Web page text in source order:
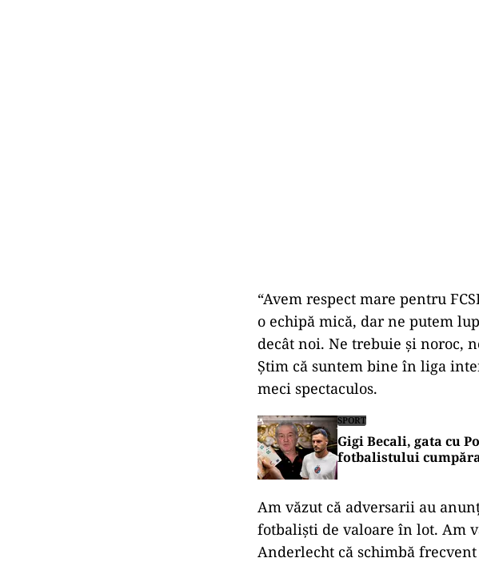
“Avem respect mare pentru
o echipă mică, dar ne putem
decât noi. Ne trebuie și noroc,
Știm că suntem bine în liga
meci spectaculos.
SPORT
Gigi Becali, gata cu
fotbalistului
Am văzut că adversarii au
fotbaliști de valoare în lot. Am
Anderlecht că schimbă